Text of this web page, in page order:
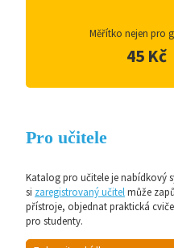
Měřítko nejen pro
45 Kč
Pro učitele
Katalog pro učitele je nabídkový
si zaregistrovaný učitelmůže
přístroje, objednat praktická
pro studenty.